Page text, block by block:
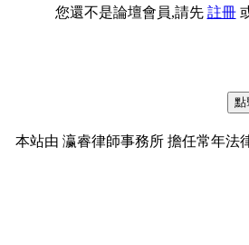
您還不是論壇會員,請先 註冊
本站由 瀛睿律師事務所 擔任常年法